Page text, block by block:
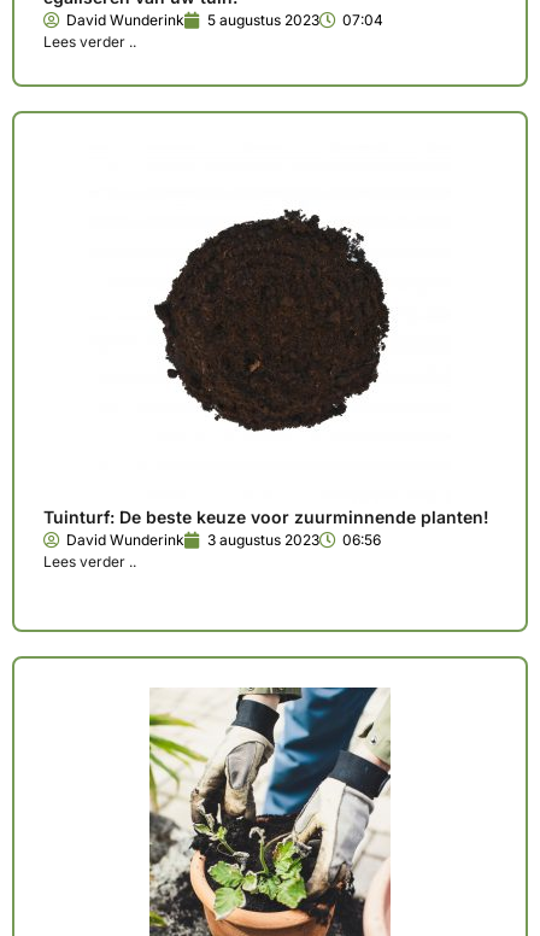
David Wunderink 5 augustus 2023
07:04
Lees verder ..
Tuinturf: De beste keuze voor zuurminnende planten!
David Wunderink 3 augustus 2023
06:56
Lees verder ..